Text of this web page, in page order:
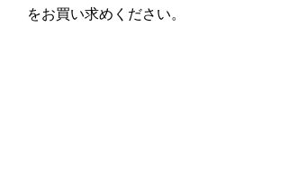
をお買い求めください。